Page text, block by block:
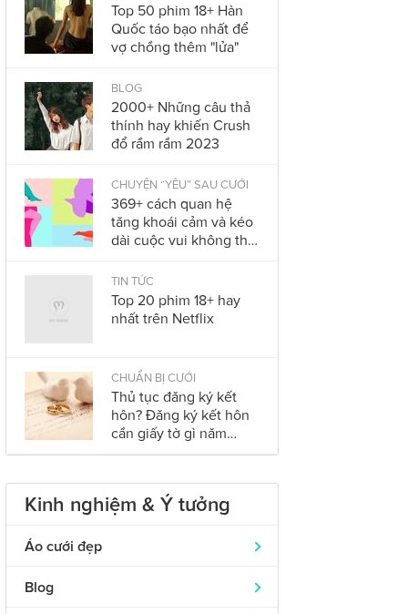
Top 50 phim 18+ Hàn
Quốc táo bạo nhất để
vợ chồng thêm "lửa"
BLOG
2000+ Những câu thả
thính hay khiến Crush
đổ rầm rầm 2023
CHUYỆN “YÊU” SAU CƯỚI
369+ cách quan hệ
tăng khoái cảm và kéo
dài cuộc vui không thể
2023
TIN TỨC
Top 20 phim 18+ hay
nhất trên Netflix
CHUẨN BỊ CƯỚI
Thủ tục đăng ký kết
hôn? Đăng ký kết hôn
cần giấy tờ gì năm
2023?
Kinh nghiệm & Ý tưởng
Áo cưới đẹp
Áo dài cưới
319
Blog